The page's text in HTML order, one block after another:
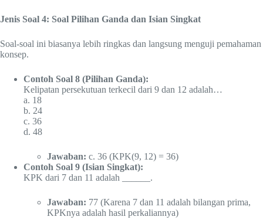
Jenis Soal 4: Soal Pilihan Ganda dan Isian Singkat
Soal-soal ini biasanya lebih ringkas dan langsung menguji pemahaman
konsep.
Contoh Soal 8 (Pilihan Ganda):
Kelipatan persekutuan terkecil dari 9 dan 12 adalah…
a. 18
b. 24
c. 36
d. 48
Jawaban: c. 36 (KPK(9, 12) = 36)
Contoh Soal 9 (Isian Singkat):
KPK dari 7 dan 11 adalah ______.
Jawaban: 77 (Karena 7 dan 11 adalah bilangan prima,
KPKnya adalah hasil perkaliannya)